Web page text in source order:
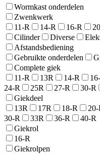
Wormkast onderdelen
Zwenkwerk
11-R
14-R 16-R
Cilinder
Diverse
Afstandsbediening
Gebruikte onderdelen
Complete giek
11-R
13R 14-R
24-R
25R 27-R 30-R
Giekdeel
13R
17R 18-R 20-
30-R
33R 36-R
40-R
Giekrol
16-R
Giekrolpen